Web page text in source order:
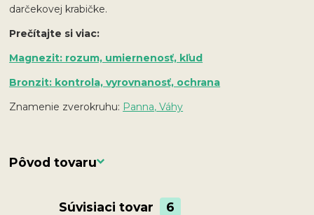
darčekovej krabičke.
Prečítajte si viac:
Magnezit: rozum, umiernenosť, kľud
Bronzit: kontrola, vyrovnanosť, ochrana
Znamenie zverokruhu: Panna, Váhy
Pôvod tovaru
Súvisiaci tovar 6